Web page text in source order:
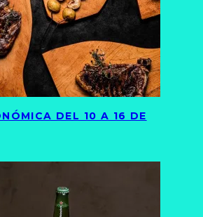
DEL 10 A 16 DE